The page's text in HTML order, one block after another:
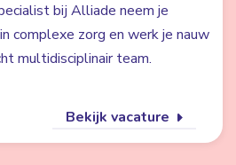
bij Alliade neem je
complexe zorg en werk je nauw
multidisciplinair team.
Bekijk vacature